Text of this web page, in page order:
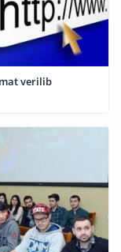
verilib